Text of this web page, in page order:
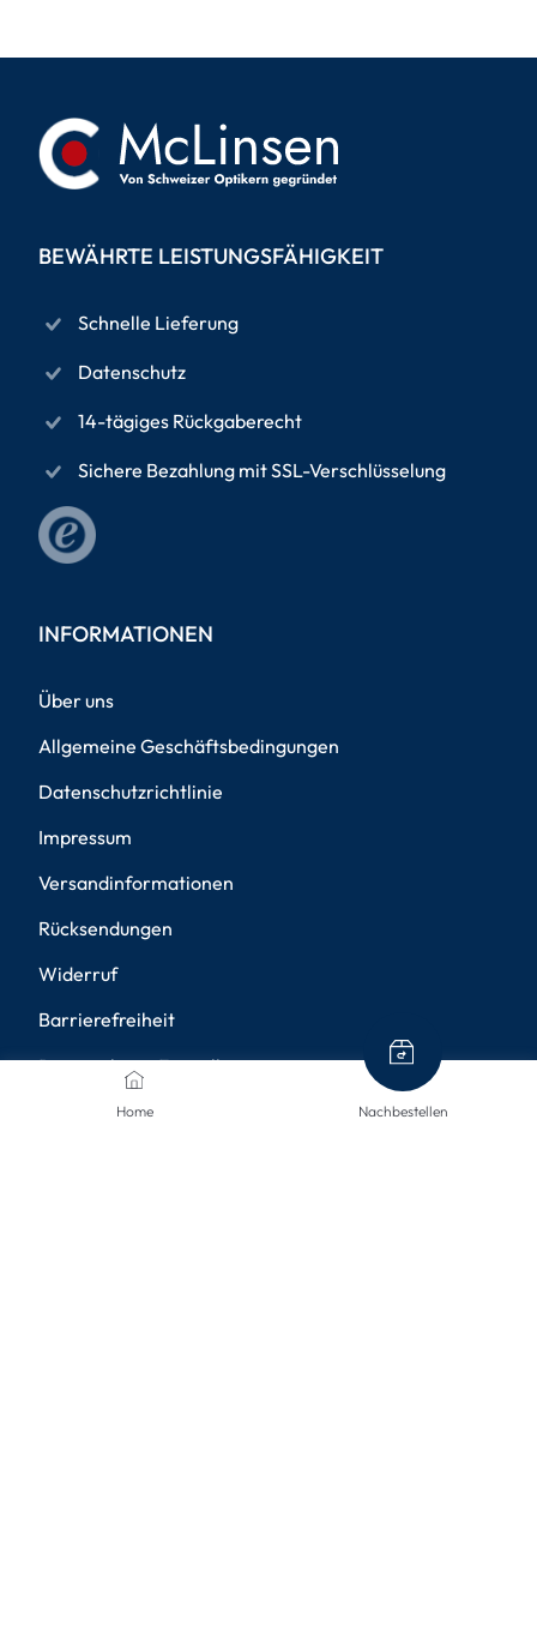
Home Nachbestellen
BEWÄHRTE LEISTUNGSFÄHIGKEIT
Schnelle Lieferung
Datenschutz
14-tägiges Rückgaberecht
Sichere Bezahlung mit SSL-Verschlüsselung
INFORMATIONEN
Über uns
Allgemeine Geschäftsbedingungen
Datenschutzrichtlinie
Impressum
Versandinformationen
Rücksendungen
Widerruf
Barrierefreiheit
Privatsphäre-Einstellungen